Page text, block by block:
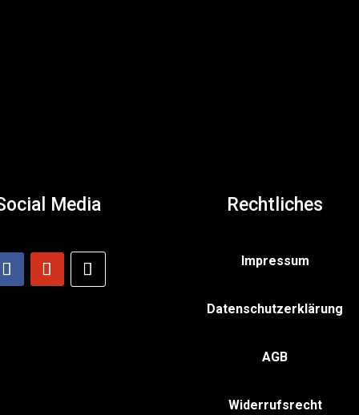
Media Rechtliches
Impressum
Datenschutzerklärung
AGB
Widerrufsrecht